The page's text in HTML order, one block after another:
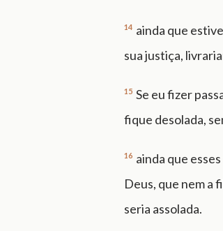
14 ainda que
sua justiça,
15 Se eu fizer
fique desolada,
16 ainda que
Deus, que nem a
seria assolada.